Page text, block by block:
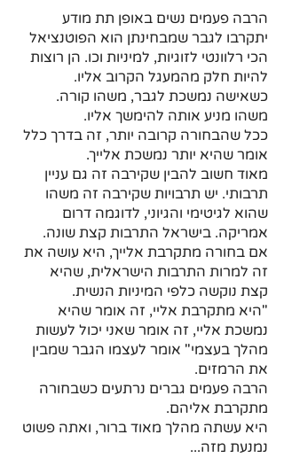
הרבה פעמים נשים באופן תת מודע
יתקרבו לגבר שמבחינתן הוא הפוטנציאל
הכי רלוונטי לזוגיות, למיניות וכו. הן רוצות
להיות חלק מהמעגל הקרוב אליו.
כשאישה נמשכת לגבר, משהו קורה.
משהו מניע אותה להימשך אליו.
ככל שהבחורה קרובה יותר, זה בדרך כלל
אומר שהיא יותר נמשכת אלייך.
מאוד חשוב להבין שקירבה זה גם עניין
תרבותי. יש תרבויות שקירבה זה משהו
שהוא לגיטימי והגיוני, לדוגמה דרום
אמריקה. בישראל התרבות קצת שונה.
אם בחורה מתקרבת אלייך, היא עושה את
זה למרות התרבות הישראלית, שהיא
קצת נוקשה כלפי המיניות הנשית.
"היא מתקרבת אליי, זה אומר שהיא
נמשכת אליי, זה אומר שאני יכול לעשות
מהלך בעצמי" אומר לעצמו הגבר שמבין
את הרמזים.
הרבה פעמים גברים נרתעים כשבחורה
מתקרבת אליהם.
היא עשתה מהלך מאוד ברור, ואתה פשוט
נמנעת מזה...